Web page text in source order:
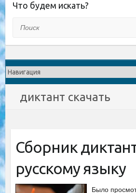
Что будем искать?
диктант скачать
Сборник
русскому языку
Было